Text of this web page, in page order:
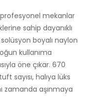
profesyonel mekanlar
sahip dayanıklı
boyalı naylon
kullanıma
öne çıkar. 670
sayısı, halıya lüks
zamanda aşınmaya